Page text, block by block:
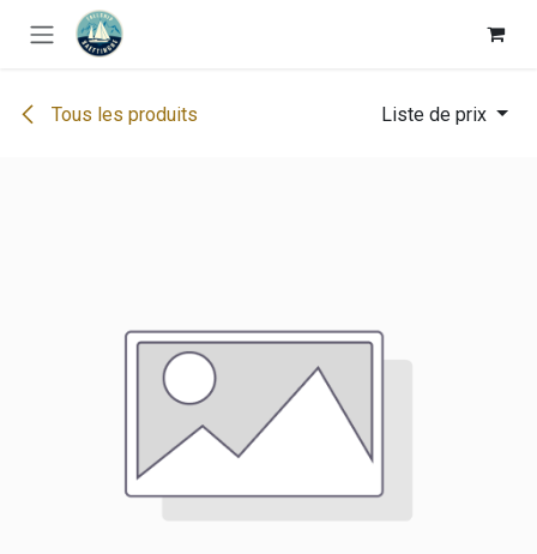
Se rendre au contenu
Tous les produits Liste de prix